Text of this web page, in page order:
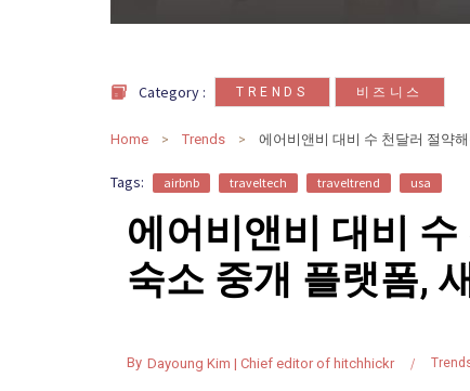
Category : TRENDS 비즈니스
Home Trends
Tags: airbnb traveltech traveltrend usa
에어비앤비 대비
숙소 중개 플랫폼,
By Dayoung Kim | Chief editor of hitchhickr